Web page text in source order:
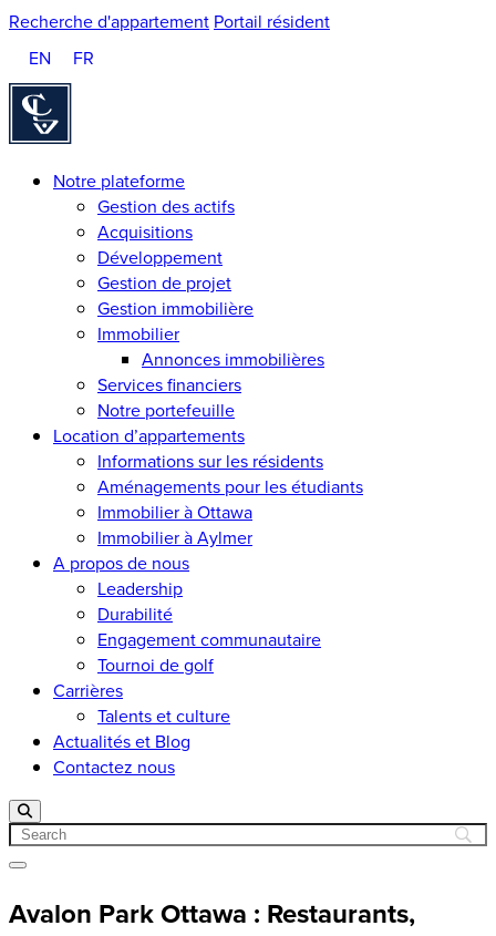
Recherche d'appartement Portail résident
EN
FR
Notre plateforme
Gestion des actifs
Acquisitions
Développement
Gestion de projet
Gestion immobilière
Immobilier
Annonces immobilières
Services financiers
Notre portefeuille
Location d’appartements
Informations sur les résidents
Aménagements pour les étudiants
Immobilier à Ottawa
Immobilier à Aylmer
A propos de nous
Leadership
Durabilité
Engagement communautaire
Tournoi de golf
Carrières
Talents et culture
Actualités et Blog
Contactez nous
Search
Open menu
Avalon Park Ottawa : Restaurants,